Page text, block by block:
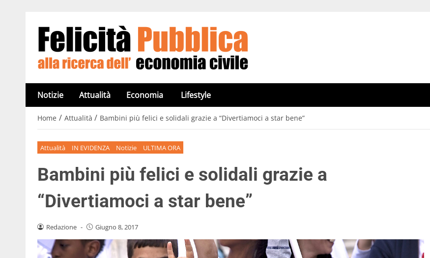
Notizie Attualità Economia Lifestyle
Home / Attualità / Bambini più felici e solidali grazie a “Divertiamoci a star bene”
Attualità IN EVIDENZA Notizie ULTIMA ORA
Bambini più felici e solidali grazie a
“Divertiamoci a star bene”
Redazione - Giugno 8, 2017